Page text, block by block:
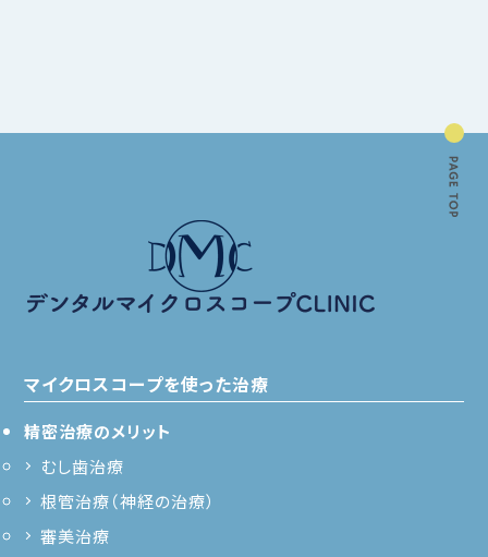
マイクロスコープを使った治療
精密治療のメリット
むし歯治療
根管治療（神経の治療）
審美治療